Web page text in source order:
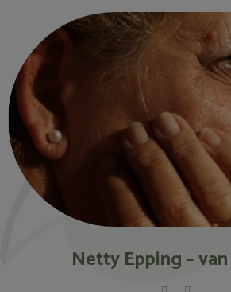
Netty Epping –